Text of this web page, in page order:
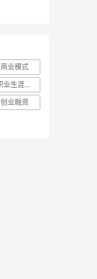
商业模式
职业生涯规划
创业融资